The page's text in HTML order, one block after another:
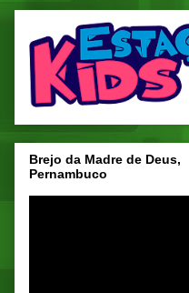
Brejo da Madre de Deus,
Pernambuco